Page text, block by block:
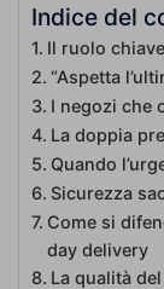
Indice del
Il ruolo
“Aspetta
I negozi che
La doppia
Quando
Sicurezza
Come si
day delivery
La qualità